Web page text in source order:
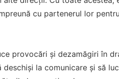
cu partenerul lor
provocări și dezamăgiri în
la comunicare și să